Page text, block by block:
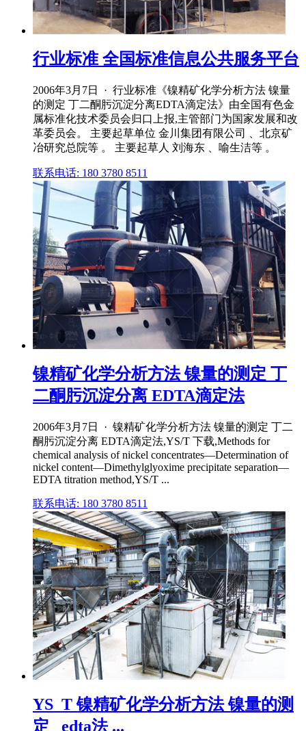
行业标准 全国标准信息公共服务平台
2006年3月7日 · 行业标准《镍精矿化学分析方法 镍量
的测定 丁二酮肟沉淀分离EDTA滴定法》由全国有色金
属标准化技术委员会归口上报,主管部门为国家发展和改
革委员会。 主要起草单位 金川集团有限公司 、北京矿
冶研究总院等 。 主要起草人 刘海东 、喻生洁等 。
联系电话: 180 3780 8511
镍精矿化学分析方法 镍量的测定 丁
二酮肟沉淀分离 EDTA滴定法
2006年3月7日 · 镍精矿化学分析方法 镍量的测定 丁二
酮肟沉淀分离 EDTA滴定法,YS/T 下载,Methods for
chemical analysis of nickel concentrates—Determination of
nickel content—Dimethylglyoxime precipitate separation—
EDTA titration method,YS/T ...
联系电话: 180 3780 8511
YS_T 镍精矿化学分析方法 镍量的测
定 _edta法 ...